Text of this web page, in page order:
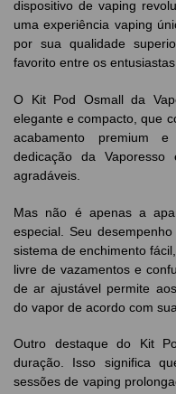
dispositivo de vaping
uma experiência vaping
por sua qualidade
favorito entre os entusiastas
O Kit Pod Osmall da
elegante e compacto, que
acabamento premium
dedicação da Vaporesso
agradáveis.
Mas não é apenas a
especial. Seu
sistema de enchimento
livre de vazamentos e
de ar ajustável permite
do vapor de acordo com
Outro destaque do Kit
duração. Isso significa
sessões de vaping